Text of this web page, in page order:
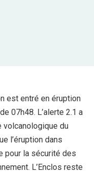
est entré en éruption
07h48. L’alerte 2.1 a
volcanologique du
l’éruption dans
pour la sécurité des
L’Enclos reste